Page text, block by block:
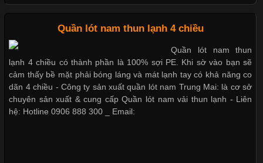
Khám Phá Áo Phông Trang Phục Phổ Biến Nhất Hiện Nay
Cập nhật 2026-04-24 17:24:50
Áo phông là một trong những trang phục phổ biến nhất trong
đời sống hiện đại nhờ sự tiện lợi, thoải mái và dễ phối đồ.
Không chỉ xuất hiện trong thời trang thường ngày, áo phông còn
được ứng dụng rộng rãi trong ngành sản xuất may mặc, đặc
Quần lót nam thun lạnh 4 chiều
Quần lót nam thun
lạnh 4 chiều có thành phần là 100% sợi PE. Khi sờ vào bạn sẽ
cảm thấy bề mặt phải bóng láng và mát lạnh tay có khả năng co
dãn 4 chiều - Công ty sản xuất quần lót nam Trung Mai: là cơ sở
chuyên sản xuất & cung cấp Quần lót nam vải thun lạnh - Liên
hệ: Hotline 0906 888 300 _ Email: